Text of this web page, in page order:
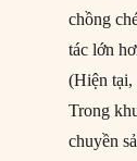
chồng
tác lớn
(Hiện tại,
Trong
chuyền